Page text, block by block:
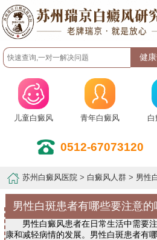
儿童白癜风 青年白癜风 白
0512-67073120
苏州白癜风医院 > 白癜风人群 > 男性
男性白斑患者有哪些要注意的
男性白癜风患者在日常生活中需要注
康和减轻病情的发展。男性白斑患者有